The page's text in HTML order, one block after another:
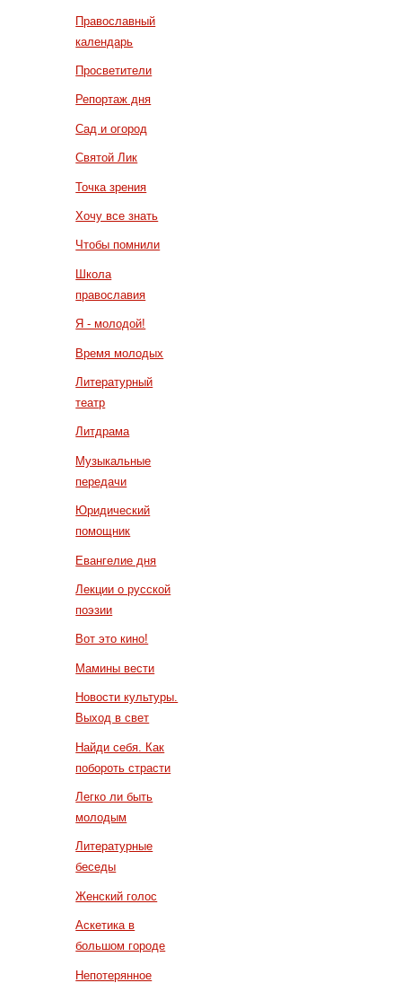
Православный
календарь
Просветители
Репортаж дня
Сад и огород
Святой Лик
Точка зрения
Хочу все знать
Чтобы помнили
Школа
православия
Я - молодой!
Время молодых
Литературный
театр
Литдрама
Музыкальные
передачи
Юридический
помощник
Евангелие дня
Лекции о русской
поэзии
Вот это кино!
Мамины вести
Новости культуры.
Выход в свет
Найди себя. Как
побороть страсти
Легко ли быть
молодым
Литературные
беседы
Женский голос
Аскетика в
большом городе
Непотерянное